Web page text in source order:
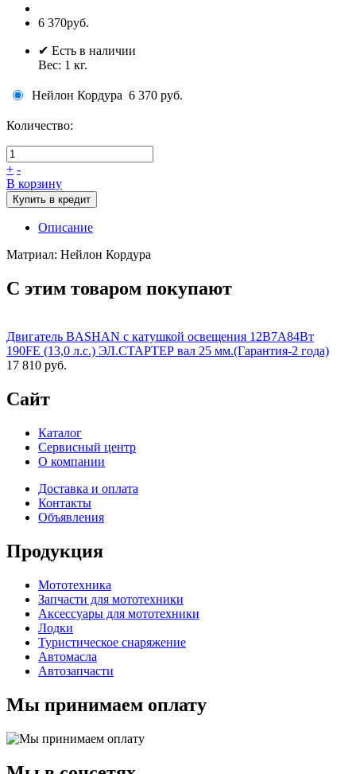
6 370руб.
✔ Есть в наличии
Вес: 1 кг.
Нейлон Кордура 6 370 руб.
Количество:
+ -
В корзину
Купить в кредит
Описание
Матриал: Нейлон Кордура
С этим товаром покупают
Двигатель BASHAN с катушкой освещения 12В7А84Вт
190FE (13,0 л.с.) ЭЛ.СТАРТЕР вал 25 мм.(Гарантия-2 года)
17 810 руб.
Сайт
Каталог
Сервисный центр
О компании
Доставка и оплата
Контакты
Объявления
Продукция
Мототехника
Запчасти для мототехники
Аксессуары для мототехники
Лодки
Туристическое снаряжение
Автомасла
Автозапчасти
Мы принимаем оплату